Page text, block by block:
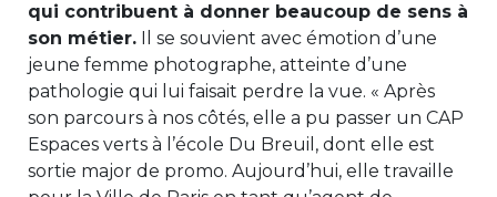
qui contribuent à donner beaucoup de sens à
son métier.Il se souvient avec émotion d’une
jeune femme photographe, atteinte d’une
pathologie qui lui faisait perdre la vue. « Après
son parcours à nos côtés, elle a pu passer un CAP
Espaces verts à l’école Du Breuil, dont elle est
sortie major de promo. Aujourd’hui, elle travaille